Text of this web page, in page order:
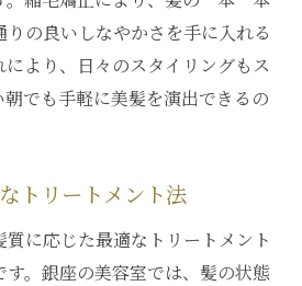
の良いしなやかさを手に入れる
により、日々のスタイリングもス
でも手軽に美髪を演出できるの
トリートメント法
に応じた最適なトリートメント
。銀座の美容室では、髪の状態